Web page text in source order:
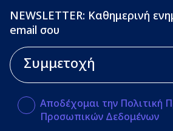
NEWSLETTER: Καθημερινή
email σου
Αποδέχομαι την Πολιτική
Προσωπικών Δεδομένων